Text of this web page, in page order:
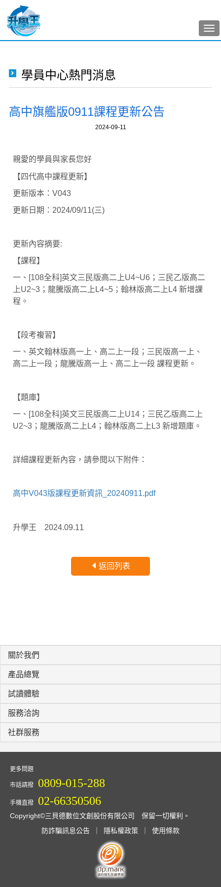
學員中心熱門消息
高中旗艦版0911課程更新公告
2024-09-11
親愛的學員與家長您好
【四代高中課程更新】
更新版本：V043
更新日期：2024/09/11(三)
更新內容摘要:
【課程】
一、[108全科]英文三民版高二上U4~U6；三民乙版高二
上U2~3；龍騰版高二上L4~5；翰林版高二上L4 新增課
程。
【段考複習】
一、英文翰林版高一上、高二上一段；三民版高一上、
高二上一段；龍騰版高一上、高二上一段 課程更新。
【題庫】
一、[108全科]英文三民版高二上U14；三民乙版高二上
U2~3；龍騰版高二上L4；翰林版高二上L3 新增題庫。
詳細課程更新內容，請參閱以下附件：
高中V043版課程更新資訊_20240911.pdf
升學王 2024.09.11
返回列表
關於我們
產品總覽
試讀體驗
服務洽詢
社群服務
更多問題
市話請撥 0809-015-288
手機直撥 02-66350506
Copyright©三貝德數位文創股份有限公司 保留一切權利。
防詐騙訊息公告
隱私權政策 使用條款